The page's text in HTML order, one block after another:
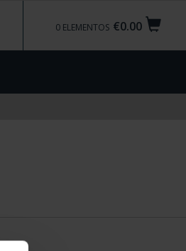
€0.00
0 ELEMENTOS